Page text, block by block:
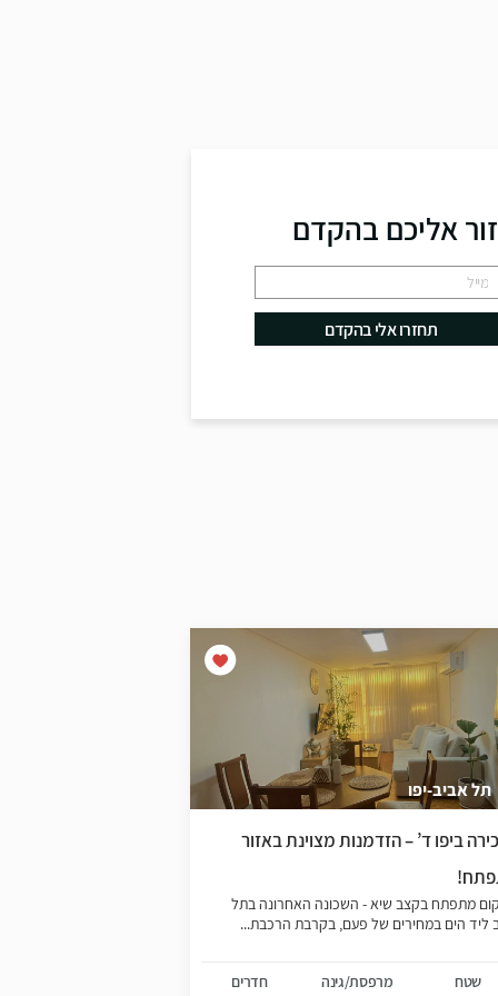
אליכם בהקדם
תל אביב-יפו
ביפו ד’ – הזדמנות מצוינת באזור
מתפתח בקצב שיא - השכונה האחרונה בתל
ליד הים במחירים של פעם, בקרבת הרכבת...
שטח
מרפסת/גינה
חדרים